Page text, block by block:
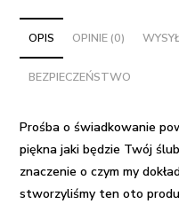
z
helem
w
pudełku
-
dla
świadkowej
OPIS OPINIE (0)
BEZPIECZEŃSTWO
Prośba o świadkowanie
piękna jaki będzie Twój
znaczenie o czym my
stworzyliśmy ten oto